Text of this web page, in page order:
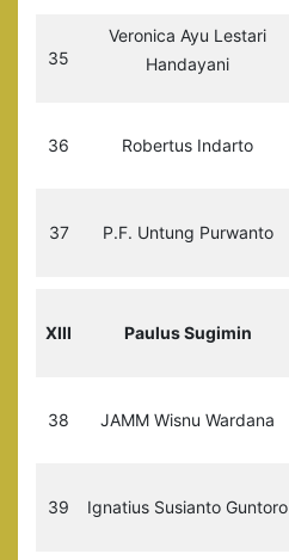
35
Veronica Ayu Lestari
Handayani
36 Robertus Indarto
37 P.F. Untung Purwanto
XIII Paulus Sugimin
38 JAMM Wisnu Wardana
39 Ignatius Susianto Guntoro